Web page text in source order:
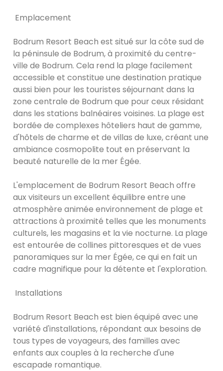
Emplacement
Bodrum Resort Beach est situé sur la côte sud de
la péninsule de Bodrum, à proximité du centre-
ville de Bodrum. Cela rend la plage facilement
accessible et constitue une destination pratique
aussi bien pour les touristes séjournant dans la
zone centrale de Bodrum que pour ceux résidant
dans les stations balnéaires voisines. La plage est
bordée de complexes hôteliers haut de gamme,
d'hôtels de charme et de villas de luxe, créant une
ambiance cosmopolite tout en préservant la
beauté naturelle de la mer Égée.
L'emplacement de Bodrum Resort Beach offre
aux visiteurs un excellent équilibre entre une
atmosphère animée environnement de plage et
attractions à proximité telles que les monuments
culturels, les magasins et la vie nocturne. La plage
est entourée de collines pittoresques et de vues
panoramiques sur la mer Égée, ce qui en fait un
cadre magnifique pour la détente et l'exploration.
Installations
Bodrum Resort Beach est bien équipé avec une
variété d'installations, répondant aux besoins de
tous types de voyageurs, des familles avec
enfants aux couples à la recherche d'une
escapade romantique.